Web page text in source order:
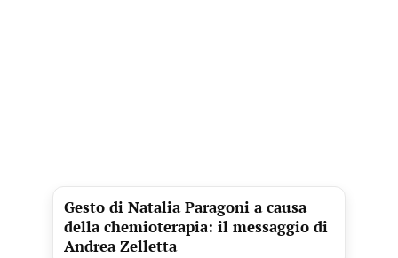
Gesto di Natalia Paragoni a causa
della chemioterapia: il messaggio di
Andrea Zelletta